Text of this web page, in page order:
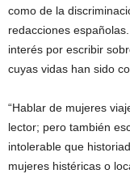
como de la
redacciones
interés por escribir
cuyas vidas han sido
“Hablar de mujeres
lector; pero también
intolerable que
mujeres histéricas o